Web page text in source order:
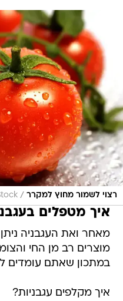
רצוי לשמור מחוץ למקרר /
איך מטפלים
מאחר ואת העגבניה
מוצרים רב מן החי
במתכון שאתם עומדים
איך מקלפים עגבניות?